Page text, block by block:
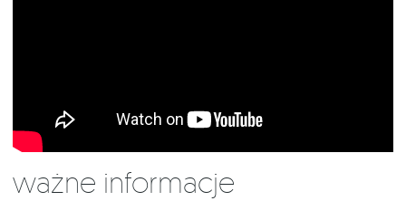
Ważne informacje